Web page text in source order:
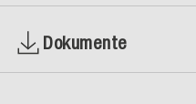
Dokumente